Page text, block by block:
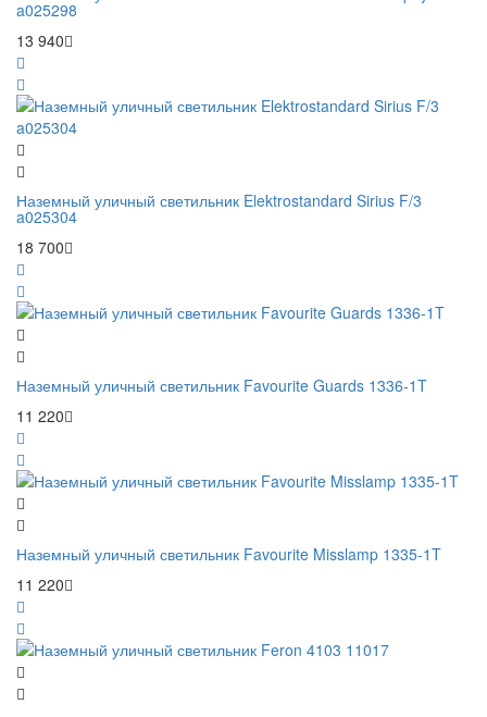
a025298
13 940
Наземный уличный светильник Elektrostandard Sirius F/3
a025304
18 700
Наземный уличный светильник Favourite Guards 1336-1T
11 220
Наземный уличный светильник Favourite Misslamp 1335-1T
11 220